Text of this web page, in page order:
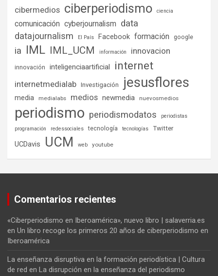
cibermedios ciberperiodismo ciencia
comunicación cyberjournalism data
datajournalism El País Facebook formación google
ia IML IML_UCM información innovacion
innovación inteligenciaartificial internet
internetmedialab Investigación jesusflores
media medialabs medios newmedia nuevosmedios
periodismo periodismodatos
periodistas
programación
redessociales tecnología tecnologías Twitter
UCDavis UCM web youtube
Comentarios recientes
«Ciberperiodismo en Iberoamérica», nuevo libro | salaverria.es
en Un libro recoge los primeros 20 años de ciberperiodismo en
Iberoamérica
La enseñanza disruptiva en la formación periodística | Cultura
de red en La disrupción en la enseñanza del periodismo